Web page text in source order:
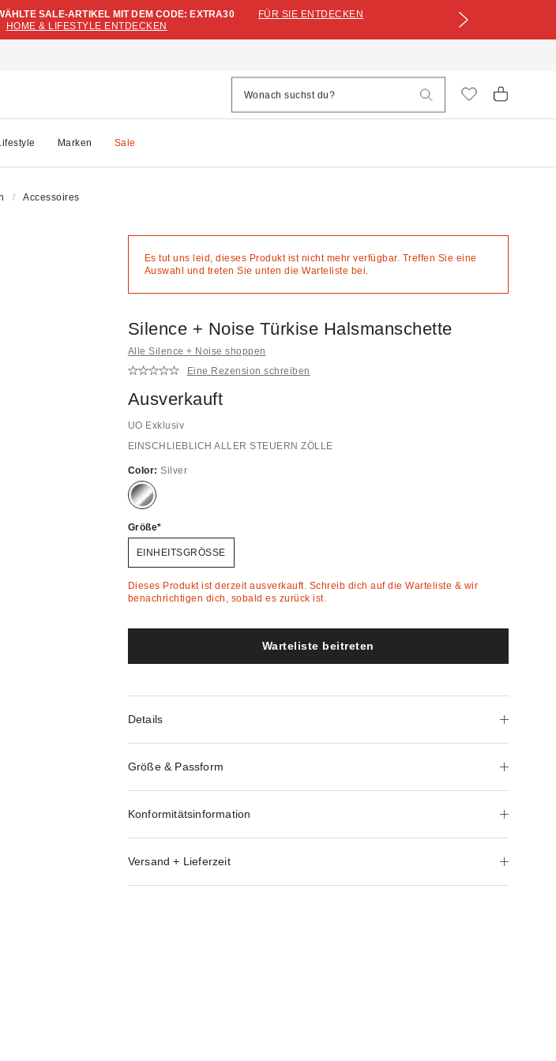
SALE-ARTIKEL MIT DEM CODE: EXTRA30
FÜR SIE ENTDECKEN
HOME & LIFESTYLE ENTDECKEN
Marken Sale
Accessoires
Es tut uns leid, dieses Produkt ist nicht mehr verfügbar. Treffen Sie eine
Auswahl und treten Sie unten die Warteliste bei.
Silence + Noise Türkise Halsmanschette
Alle Silence + Noise shoppen
Eine Rezension schreiben
Ausverkauft
UO Exklusiv
EINSCHLIEBLICH ALLER STEUERN ZÖLLE
Color:Silver
Ausverkauft!
Größe
EINHEITSGRÖSSE
Dieses Produkt ist derzeit ausverkauft. Schreib dich auf die Warteliste & wir
benachrichtigen dich, sobald es zurück ist.
Warteliste beitreten
Details
Größe & Passform
Konformitätsinformation
Versand + Lieferzeit